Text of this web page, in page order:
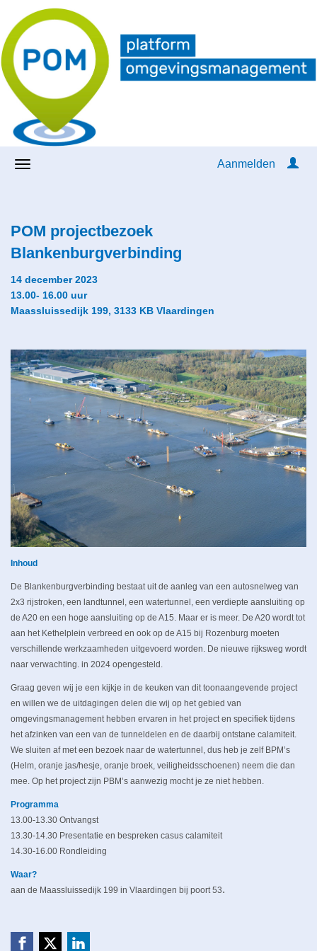
Aanmelden
POM projectbezoek
Blankenburgverbinding
14 december 2023
13.00- 16.00 uur
Maassluissedijk 199, 3133 KB Vlaardingen
Inhoud
De Blankenburgverbinding bestaat uit de aanleg van een autosnelweg van
2x3 rijstroken, een landtunnel, een watertunnel, een verdiepte aansluiting op
de A20 en een hoge aansluiting op de A15. Maar er is meer. De A20 wordt tot
aan het Kethelplein verbreed en ook op de A15 bij Rozenburg moeten
verschillende werkzaamheden uitgevoerd worden. De nieuwe rijksweg wordt
naar verwachting. in 2024 opengesteld.
Graag geven wij je een kijkje in de keuken van dit toonaangevende project
en willen we de uitdagingen delen die wij op het gebied van
omgevingsmanagement hebben ervaren in het project en specifiek tijdens
het afzinken van een van de tunneldelen en de daarbij ontstane calamiteit.
We sluiten af met een bezoek naar de watertunnel, dus heb je zelf BPM’s
(Helm, oranje jas/hesje, oranje broek, veiligheidsschoenen) neem die dan
mee. Op het project zijn PBM’s aanwezig mocht je ze niet hebben.
Programma
13.00-13.30 Ontvangst
13.30-14.30 Presentatie en bespreken casus calamiteit
14.30-16.00 Rondleiding
Waar?
aan de Maassluissedijk 199 in Vlaardingen bij poort 53.